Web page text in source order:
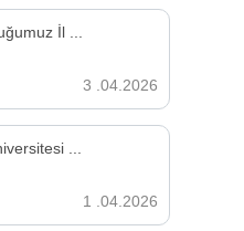
İl ...
3 .04.2026
...
1 .04.2026